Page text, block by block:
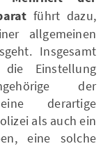
führt dazu,
allgemeinen
Insgesamt
Einstellung
der
derartige
als auch ein
eine solche